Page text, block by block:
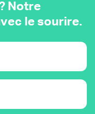
Notre
le sourire.